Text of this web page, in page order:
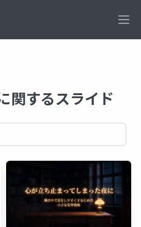
関するスライド